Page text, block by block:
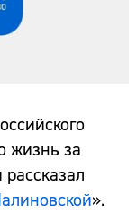
жизнь за
».